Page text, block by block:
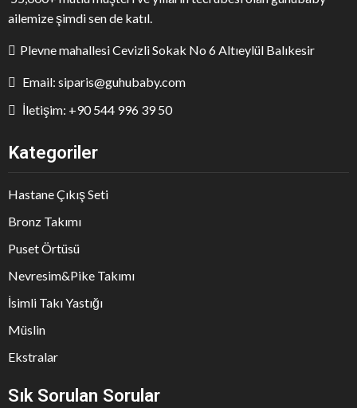
ailemize şimdi sen de katıl.
Plevne mahallesi Cevizli Sokak No 6 Altıeylül Balıkesir
Email: siparis@guhubaby.com
İletişim: +90 544 996 39 50
Kategoriler
Hastane Çıkış Seti
Bronz Takımı
Puset Örtüsü
Nevresim&Pike Takımı
İsimli Takı Yastığı
Müslin
Ekstralar
Sık Sorulan Sorular